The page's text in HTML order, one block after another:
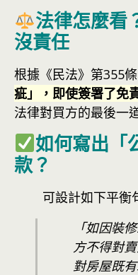
法律怎麼看
沒責任
根據《民法》第355
疵」，即使簽署了免
法律對買方的最後一
如何寫出「
款？
可設計如下平衡
「如因裝
方不得對
對房屋既